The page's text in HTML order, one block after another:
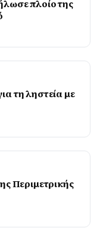
πλοίο της
τη ληστεία με
Περιμετρικής